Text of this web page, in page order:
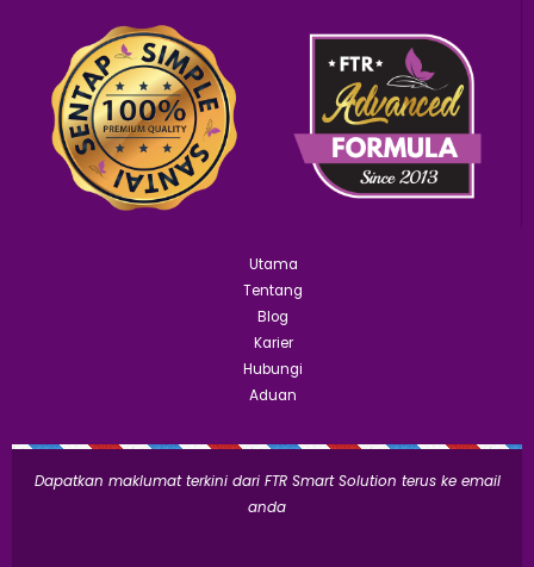
Utama
Tentang
Blog
Karier
Hubungi
Aduan
Dapatkan maklumat terkini dari FTR Smart Solution terus ke email
anda